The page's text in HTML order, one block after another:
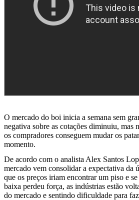
O mercado do boi inicia a semana sem
negativa sobre as cotações diminuiu, mas
os compradores conseguem mudar os
momento.
De acordo com o analista Alex Santos
mercado vem consolidar a expectativa da
que os preços iriam encontrar um piso e
baixa perdeu força, as indústrias estão
do mercado e sentindo dificuldade para